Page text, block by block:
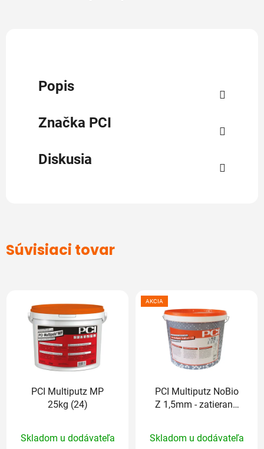
Popis
Značka PCI
Diskusia
Súvisiaci tovar
PCI Multiputz MP
25kg (24)
hodnotenie
Skladom u dodávateľa
AKCIA
PCI Multiputz NoBio
Z 1,5mm - zatieraná
hodnotenie
Skladom u dodávateľa